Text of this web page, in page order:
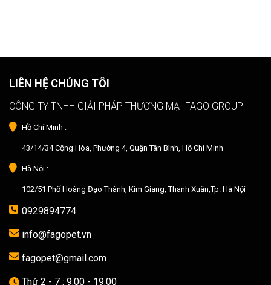
LIÊN HỆ CHÚNG TÔI
CÔNG TY TNHH GIẢI PHÁP THƯƠNG MẠI FAGO GROUP
Hồ Chí Minh :
43/14/34 Cộng Hòa, Phường 4, Quận Tân Bình, Hồ Chí Minh
Hà Nội :
102/51 Phố Hoàng Đạo Thành, Kim Giang, Thanh Xuân,Tp. Hà Nội
0929894774
info@fagopet.vn
fagopet@gmail.com
Thứ 2 - 7 : 9:00 - 19:00